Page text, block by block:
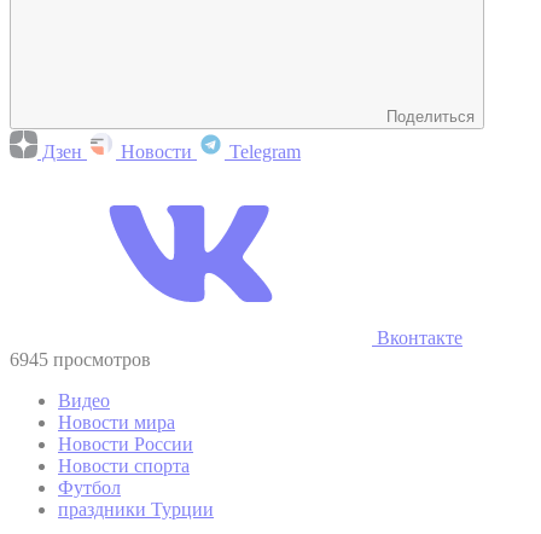
Поделиться
Дзен Новости Telegram
Вконтакте
6945 просмотров
Видео
Новости мира
Новости России
Новости спорта
Футбол
праздники Турции